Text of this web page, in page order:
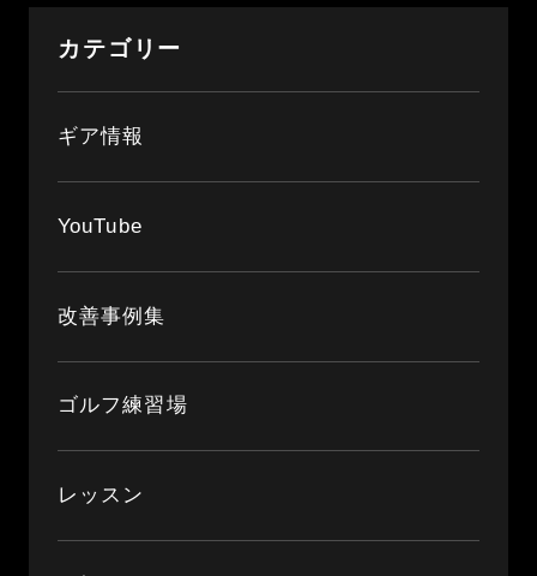
カテゴリー
ギア情報
YouTube
改善事例集
ゴルフ練習場
レッスン